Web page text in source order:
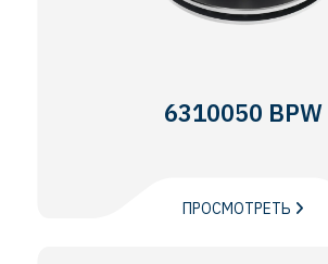
6310050 BPW
ПРОСМОТРЕТЬ